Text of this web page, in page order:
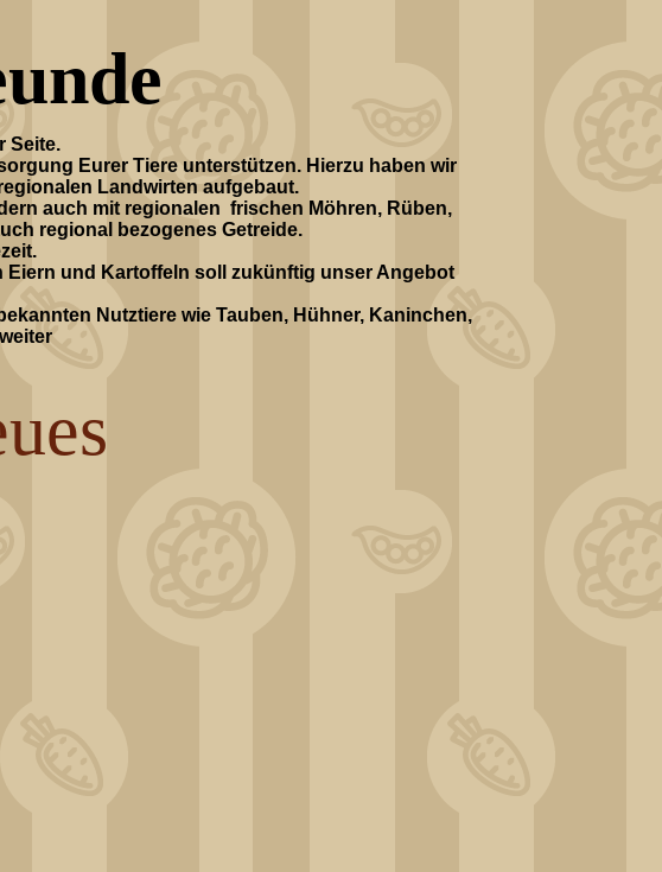
Seite.
Eurer Tiere unterstützen. Hierzu haben wir
Landwirten aufgebaut.
auch mit regionalen frischen Möhren, Rüben,
regional bezogenes Getreide.
und Kartoffeln soll zukünftig unser Angebot
Nutztiere wie Tauben, Hühner, Kaninchen,